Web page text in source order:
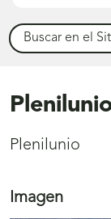
Buscar
Plenilunio
Imagen